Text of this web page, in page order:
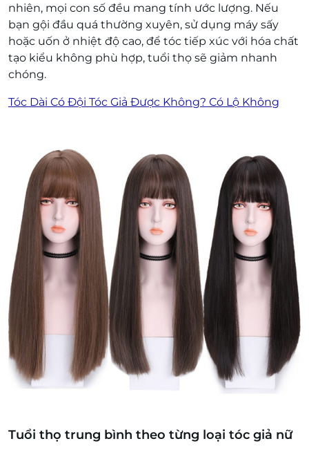
nhiên, mọi con số đều mang tính ước lượng. Nếu
bạn gội đầu quá thường xuyên, sử dụng máy sấy
hoặc uốn ở nhiệt độ cao, để tóc tiếp xúc với hóa chất
tạo kiểu không phù hợp, tuổi thọ sẽ giảm nhanh
chóng.
Tóc Dài Có Đội Tóc Giả Được Không? Có Lộ Không
Tuổi thọ trung bình theo từng loại tóc giả nữ